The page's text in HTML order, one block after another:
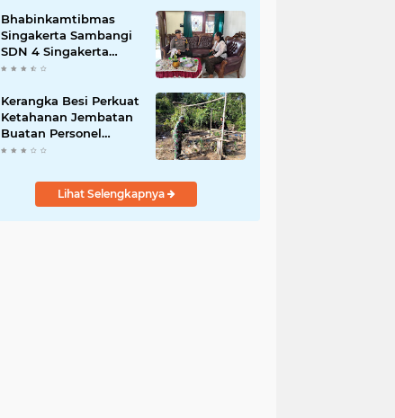
Bhabinkamtibmas
Singakerta Sambangi
SDN 4 Singakerta
Edukasi Pencegahan
Kerangka Besi Perkuat
Ketahanan Jembatan
Buatan Personel
TMMD 129
Lihat Selengkapnya